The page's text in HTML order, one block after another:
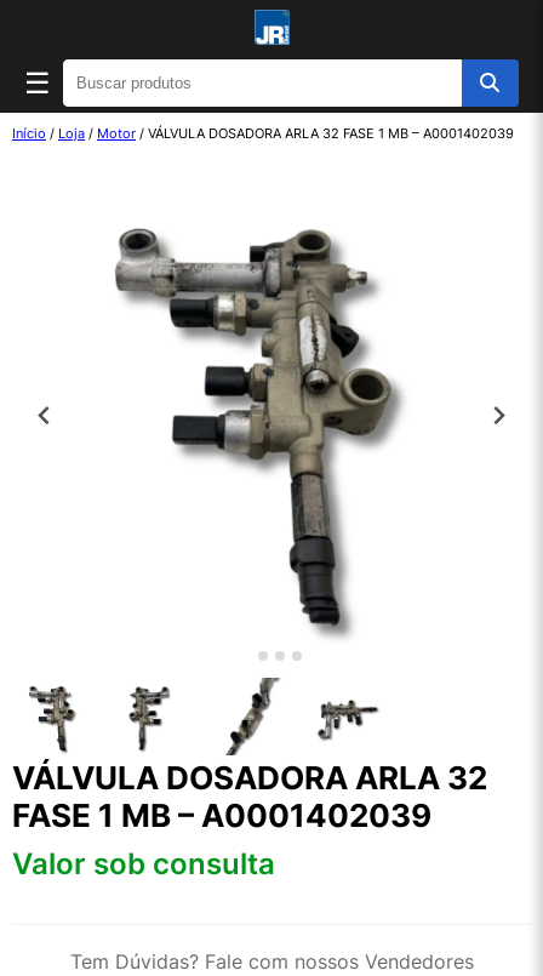
☰
Início / Loja / Motor / VÁLVULA DOSADORA ARLA 32 FASE 1 MB – A0001402039
VÁLVULA DOSADORA ARLA 32
FASE 1 MB – A0001402039
Valor sob consulta
Tem Dúvidas? Fale com nossos Vendedores